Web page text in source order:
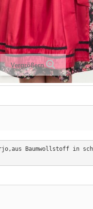
Vergrößern
Baumwollstoff in